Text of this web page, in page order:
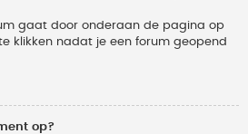
gaat door onderaan de pagina op
klikken nadat je een forum geopend
op?